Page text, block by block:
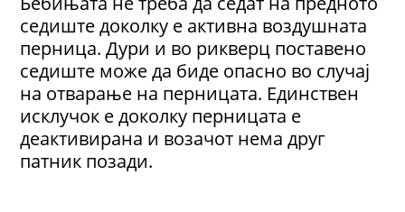
седиште доколку е активна воздушната
перница. Дури и во рикверц поставено
седиште може да биде опасно во случај
на отварање на перницата. Единствен
исклучок е доколку перницата е
деактивирана и возачот нема друг
патник позади.